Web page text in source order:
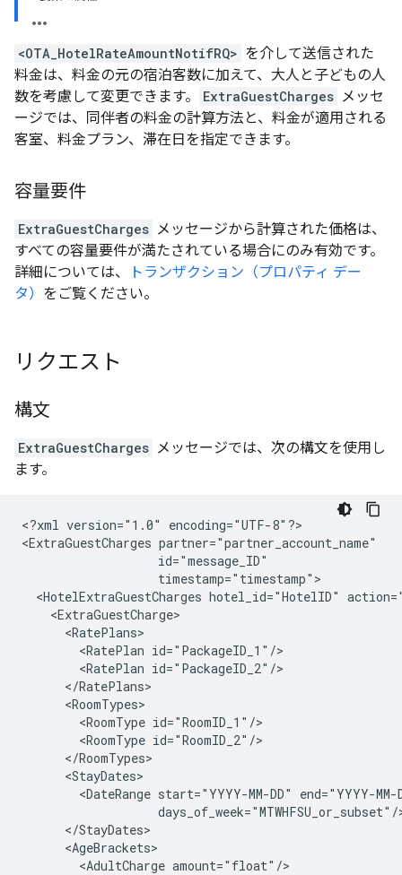
<OTA_HotelRateAmountNotifRQ> を介して送信された
料金は、料金の元の宿泊客数に加えて、大人と子どもの人
数を考慮して変更できます。
ExtraGuestCharges メッセ
ージでは、同伴者の料金の計算方法と、料金が適用される
客室、料金プラン、滞在日を指定できます。
容量要件
ExtraGuestCharges メッセージから計算された価格は、
すべての容量要件が満たされている場合にのみ有効です。
詳細については、
トランザクション（プロパティ デー
タ） をご覧ください。
リクエスト
構文
ExtraGuestCharges メッセージでは、次の構文を使用し
ます。
<?xml version="1.0"
encoding="UTF-8"?>
<ExtraGuestCharges
<HotelExtraGuestCharges hotel_id="HotelID"
<RatePlan
<RatePlan
<RoomType
<RoomType
<DateRange start="YYYY-MM-DD"
<AdultCharge